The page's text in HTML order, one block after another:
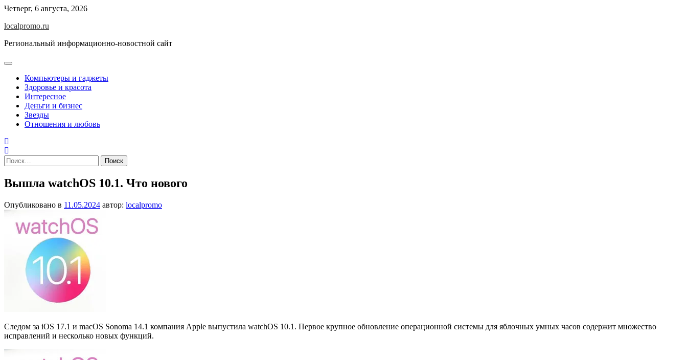
Перейти
содержимому
Четверг, 6 августа, 2026
localpromo.ru
Региональный информационно-новостной сайт
Компьютеры и гаджеты
Здоровье и красота
Интересное
Деньги и бизнес
Звезды
Отношения и любовь
Найти:
Вышла watchOS 10.1. Что нового
Опубликовано в 11.05.2024 автор: localpromo
Следом за iOS 17.1 и macOS Sonoma 14.1 компания Apple выпустила watchOS 10.1. Первое крупное обновление операционной системы для яблочных умных часов содержит множество
исправлений и несколько новых функций.